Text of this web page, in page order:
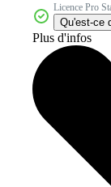
Licence Pro
Qu'est-ce
Plus d'infos